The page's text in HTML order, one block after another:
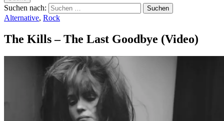
Suchen nach:
Alternative, Rock
The Kills – The Last Goodbye (Video)